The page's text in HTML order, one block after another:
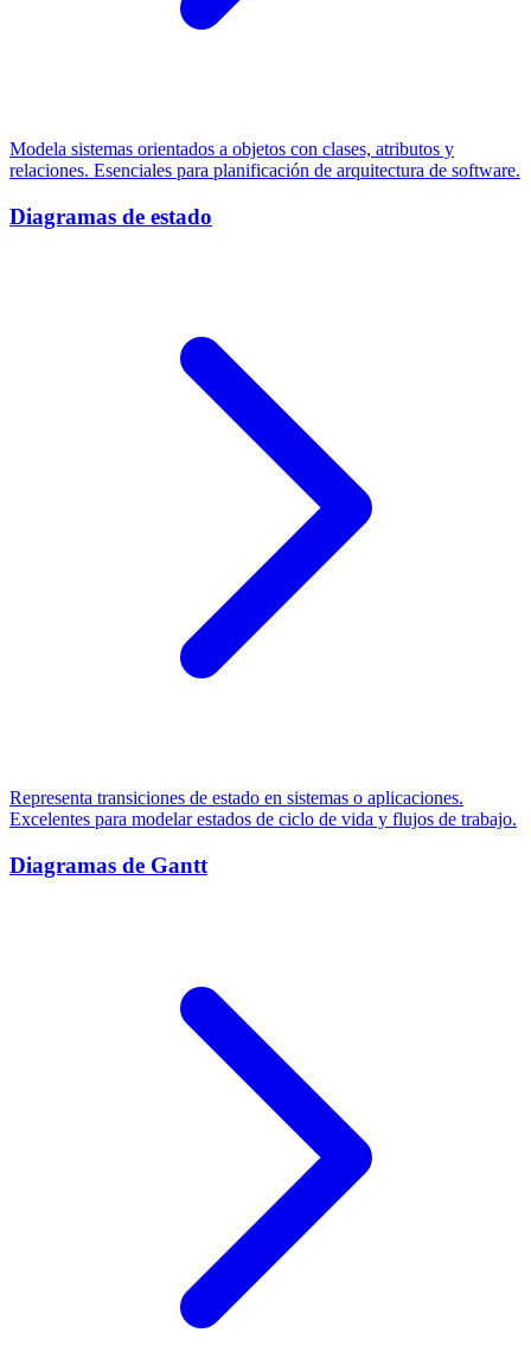
Modela sistemas orientados a objetos con clases, atributos y
relaciones. Esenciales para planificación de arquitectura de software.
Diagramas de estado
Representa transiciones de estado en sistemas o aplicaciones.
Excelentes para modelar estados de ciclo de vida y flujos de trabajo.
Diagramas de Gantt